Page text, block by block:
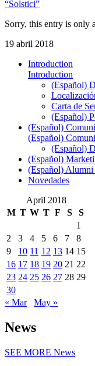
“Solstici”
Sorry, this entry is only
19 abril 2018
Introduction
Introduction
(Español)
Carta de
(Español)
(Español)
(Español)
(Español)
(Español)
(Español)
Novedades
April 2018
M T W T F S
S
1
2
3 4 5 6 7
8
9
10 11 12 13 14 15
16 17 18 19 20 21 22
23 24 25 26 27 28 29
30
« Mar
May »
News
SEE MORE News